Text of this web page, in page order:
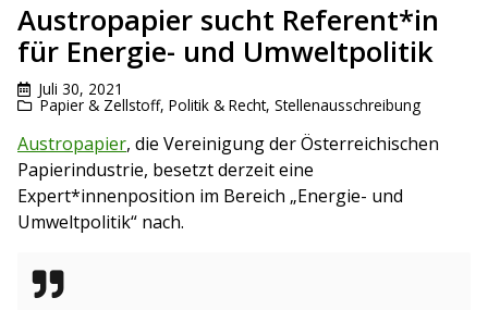
Austropapier sucht Referent*in
für Energie- und Umweltpolitik
Juli 30, 2021
Papier & Zellstoff, Politik & Recht, Stellenausschreibung
Austropapier, die Vereinigung der Österreichischen
Papierindustrie, besetzt derzeit eine
Expert*innenposition im Bereich „Energie- und
Umweltpolitik“ nach.